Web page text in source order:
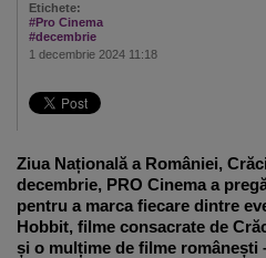
Etichete:
#Pro Cinema
#decembrie
1 decembrie 2024 11:18
Ziua Națională a României,
decembrie, PRO Cinema a
pentru a marca fiecare dintre
Hobbit, filme consacrate de
și o mulțime de filme românești